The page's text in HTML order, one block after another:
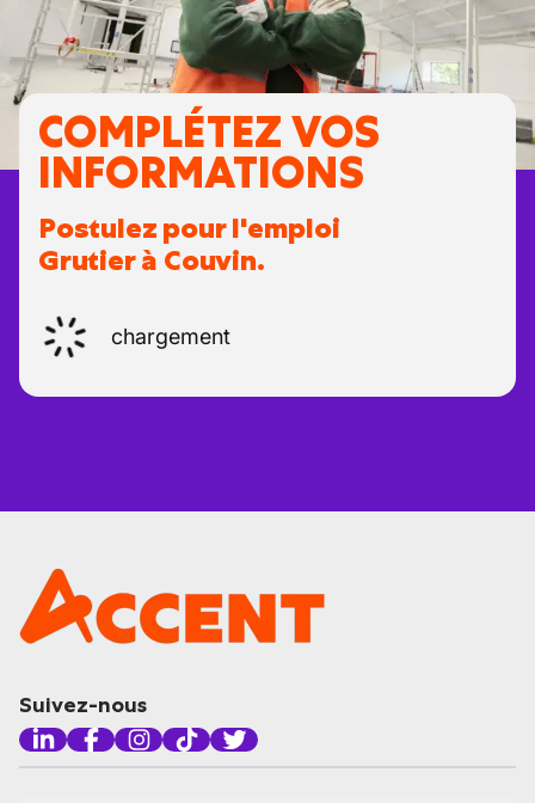
COMPLÉTEZ VOS
INFORMATIONS
Postulez pour l'emploi
Grutier à Couvin.
chargement
Suivez-nous